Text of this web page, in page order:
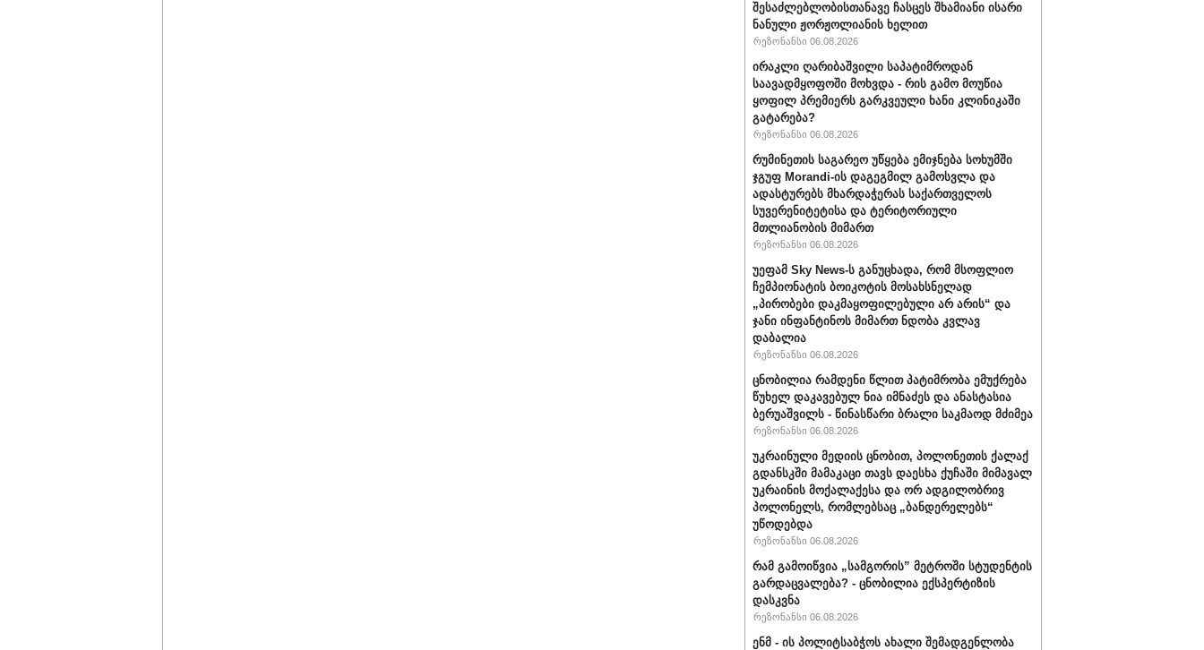
შესაძლებლობისთანავე ჩასცეს შხამიანი ისარი
ნანული ჟორჟოლიანის ხელით
რეზონანსი 06.08.2026
ირაკლი ღარიბაშვილი საპატიმროდან
საავადმყოფოში მოხვდა - რის გამო მოუწია
ყოფილ პრემიერს გარკვეული ხანი კლინიკაში
გატარება?
რეზონანსი 06.08.2026
რუმინეთის საგარეო უწყება ემიჯნება სოხუმში
ჯგუფ Morandi-ის დაგეგმილ გამოსვლა და
ადასტურებს მხარდაჭერას საქართველოს
სუვერენიტეტისა და ტერიტორიული
მთლიანობის მიმართ
რეზონანსი 06.08.2026
უეფამ Sky News-ს განუცხადა, რომ მსოფლიო
ჩემპიონატის ბოიკოტის მოსახსნელად
„პირობები დაკმაყოფილებული არ არის“ და
ჯანი ინფანტინოს მიმართ ნდობა კვლავ
დაბალია
რეზონანსი 06.08.2026
ცნობილია რამდენი წლით პატიმრობა ემუქრება
წუხელ დაკავებულ ნია იმნაძეს და ანასტასია
ბერუაშვილს - წინასწარი ბრალი საკმაოდ მძიმეა
რეზონანსი 06.08.2026
უკრაინული მედიის ცნობით, პოლონეთის ქალაქ
გდანსკში მამაკაცი თავს დაესხა ქუჩაში მიმავალ
უკრაინის მოქალაქესა და ორ ადგილობრივ
პოლონელს, რომლებსაც „ბანდერელებს“
უწოდებდა
რეზონანსი 06.08.2026
რამ გამოიწვია „სამგორის” მეტროში სტუდენტის
გარდაცვალება? - ცნობილია ექსპერტიზის
დასკვნა
რეზონანსი 06.08.2026
ენმ - ის პოლიტსაბჭოს ახალი შემადგენლობა